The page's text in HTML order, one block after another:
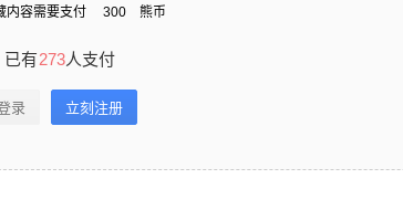
内容需要支付 300 熊币
已有273人支付
录 立刻注册